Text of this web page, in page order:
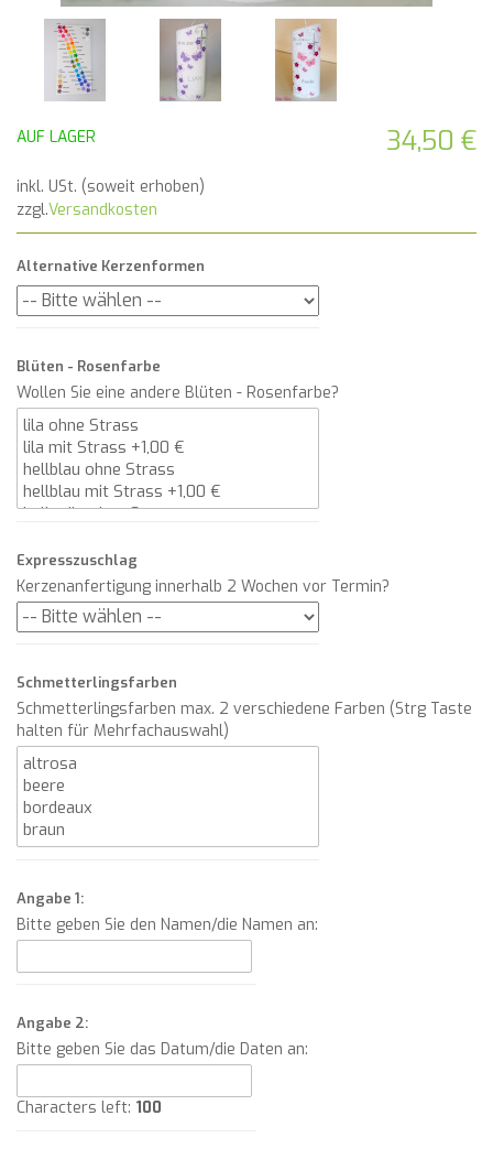
34,50 €
AUF LAGER
inkl. USt. (soweit erhoben)
zzgl.Versandkosten
Alternative Kerzenformen
Blüten - Rosenfarbe
Wollen Sie eine andere Blüten - Rosenfarbe?
Expresszuschlag
Kerzenanfertigung innerhalb 2 Wochen vor Termin?
Schmetterlingsfarben
Schmetterlingsfarben max. 2 verschiedene Farben (Strg Taste
halten für Mehrfachauswahl)
Angabe 1:
Bitte geben Sie den Namen/die Namen an:
Angabe 2:
Bitte geben Sie das Datum/die Daten an:
Characters left: 100